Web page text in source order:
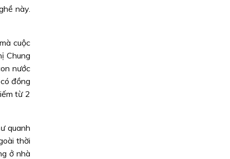
này.
cuộc
Chung
nước
đồng
từ 2
quanh
thời
ở nhà